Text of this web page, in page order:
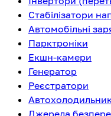
Стабілізатори
Автомобільні
Парктроніки
Екшн-камери
Генератор
Реєстратори
Джерела